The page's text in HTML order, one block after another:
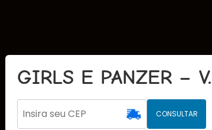
GIRLS E PANZER –
CONSULTAR